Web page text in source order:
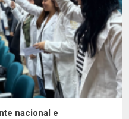
nacional e